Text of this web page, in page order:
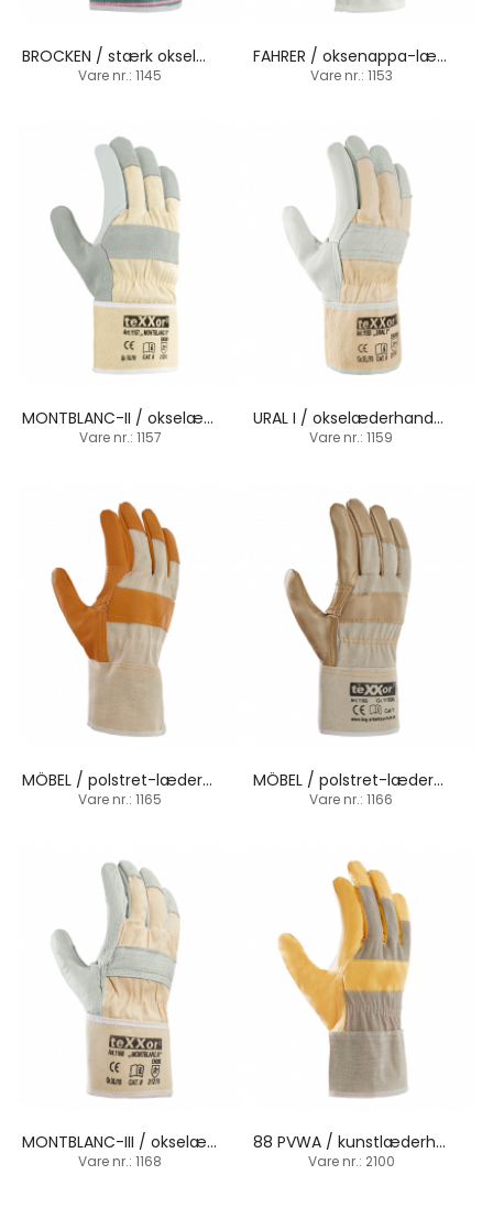
BROCKEN / stærk okselæderhandske / manchetbund
Vare nr.: 1145
FAHRER / oksenappa-læderhandske / uforet
Vare nr.: 1153
MONTBLANC-II / okselæderhandske / stærk beskyttende
Vare nr.: 1157
URAL I / okselæderhandske / stærk beskyttende
Vare nr.: 1159
MÖBEL / polstret-læderhandske / manchetbund
Vare nr.: 1165
MÖBEL / polstret-læderhandske / manchetbund
Vare nr.: 1166
MONTBLANC-III / okselæderhandske / stærk beskyttende
Vare nr.: 1168
88 PVWA / kunstlæderhandske / manchetbund
Vare nr.: 2100